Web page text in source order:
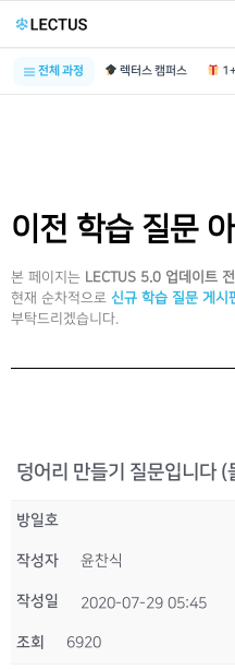
전체 과정 렉터스 캠
이전 학습 질문
본 페이지는 LECTUS 5.0 업데이트
현재 순차적으로 신규 학습 질문 게시
부탁드리겠습니다.
덩어리 만들기 질문입니다 (
방일호
작성자 윤찬식
작성일 2020-07-29 05:45
조회 6920